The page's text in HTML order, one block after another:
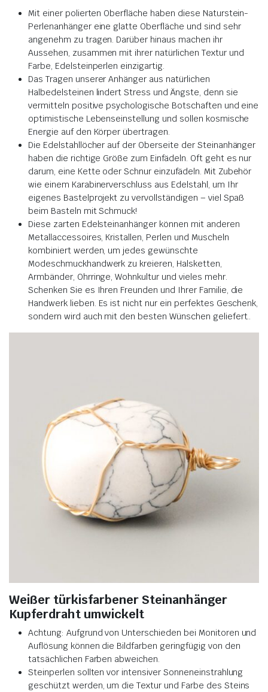
Mit einer polierten Oberfläche haben diese Naturstein-
Perlenanhänger eine glatte Oberfläche und sind sehr
angenehm zu tragen. Darüber hinaus machen ihr
Aussehen, zusammen mit ihrer natürlichen Textur und
Farbe, Edelsteinperlen einzigartig.
Das Tragen unserer Anhänger aus natürlichen
Halbedelsteinen lindert Stress und Ängste, denn sie
vermitteln positive psychologische Botschaften und eine
optimistische Lebenseinstellung und sollen kosmische
Energie auf den Körper übertragen.
Die Edelstahllöcher auf der Oberseite der Steinanhänger
haben die richtige Größe zum Einfädeln. Oft geht es nur
darum, eine Kette oder Schnur einzufädeln. Mit Zubehör
wie einem Karabinerverschluss aus Edelstahl, um Ihr
eigenes Bastelprojekt zu vervollständigen – viel Spaß
beim Basteln mit Schmuck!
Diese zarten Edelsteinanhänger können mit anderen
Metallaccessoires, Kristallen, Perlen und Muscheln
kombiniert werden, um jedes gewünschte
Modeschmuckhandwerk zu kreieren, Halsketten,
Armbänder, Ohrringe, Wohnkultur und vieles mehr.
Schenken Sie es Ihren Freunden und Ihrer Familie, die
Handwerk lieben. Es ist nicht nur ein perfektes Geschenk,
sondern wird auch mit den besten Wünschen geliefert..
Weißer türkisfarbener Steinanhänger
Kupferdraht umwickelt
Achtung: Aufgrund von Unterschieden bei Monitoren und
Auflösung können die Bildfarben geringfügig von den
tatsächlichen Farben abweichen.
Steinperlen sollten vor intensiver Sonneneinstrahlung
geschützt werden, um die Textur und Farbe des Steins